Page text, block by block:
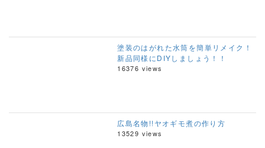
塗装のはがれた水筒を簡単リメイク！
新品同様にDIYしましょう！！
16376 views
広島名物!!ヤオギモ煮の作り方
13529 views